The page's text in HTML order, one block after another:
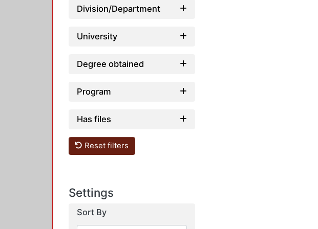
Division/Department
University
Degree obtained
Program
Has files
Reset filters
Settings
Sort By